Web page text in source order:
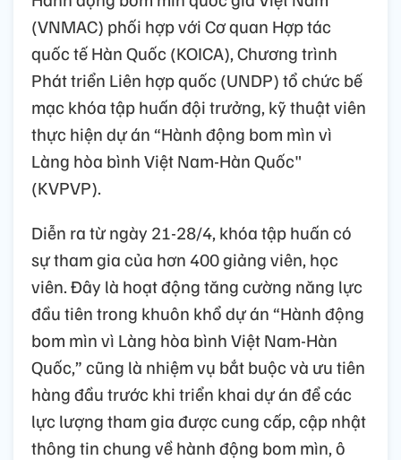
(VNMAC) phối hợp với Cơ quan Hợp tác
quốc tế Hàn Quốc (KOICA), Chương trình
Phát triển Liên hợp quốc (UNDP) tổ chức bế
mạc khóa tập huấn đội trưởng, kỹ thuật viên
thực hiện dự án “Hành động bom mìn vì
Làng hòa bình Việt Nam-Hàn Quốc"
(KVPVP).
Diễn ra từ ngày 21-28/4, khóa tập huấn có
sự tham gia của hơn 400 giảng viên, học
viên. Đây là hoạt động tăng cường năng lực
đầu tiên trong khuôn khổ dự án “Hành động
bom mìn vì Làng hòa bình Việt Nam-Hàn
Quốc,” cũng là nhiệm vụ bắt buộc và ưu tiên
hàng đầu trước khi triển khai dự án để các
lực lượng tham gia được cung cấp, cập nhật
thông tin chung về hành động bom mìn, ô